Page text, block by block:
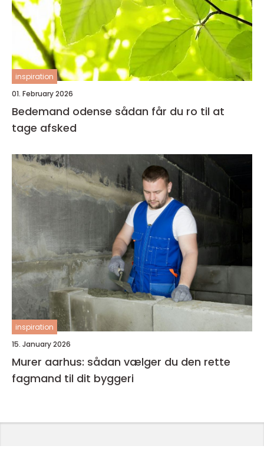
inspiration
01. February 2026
Bedemand odense sådan får du ro til at
tage afsked
inspiration
15. January 2026
Murer aarhus: sådan vælger du den rette
fagmand til dit byggeri